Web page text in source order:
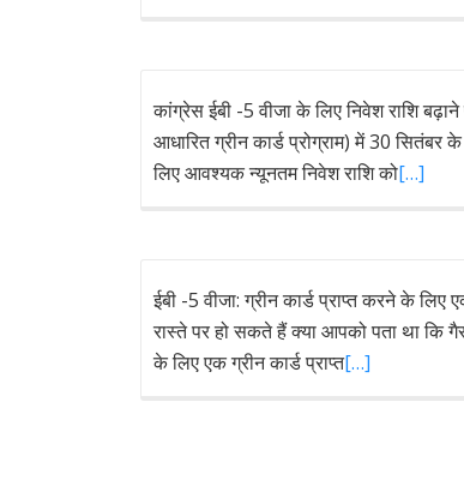
कांग्रेस ईबी -5 वीजा के लिए निवेश राशि
आधारित ग्रीन कार्ड प्रोग्राम) में 30
लिए आवश्यक न्यूनतम निवेश राशि को[…]
ईबी -5 वीजा: ग्रीन कार्ड प्राप्त करने के
रास्ते पर हो सकते हैं क्या आपको पता था कि
के लिए एक ग्रीन कार्ड प्राप्त[…]